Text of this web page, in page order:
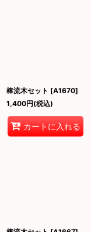
棒流木セット [A1670]
1,400円(税込)
カートに入れる